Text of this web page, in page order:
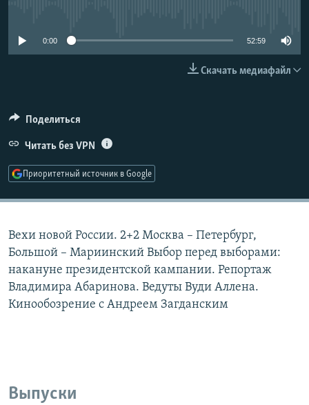
ПОДПИШИТЕСЬ НА РАССЫЛКУ
Все сайты РСЕ/РС
0:00 52:59
Скачать медиафайл
Поделиться
Читать без VPN
Приоритетный источник в Google
Вехи новой России. 2+2 Москва – Петербург,
Большой – Мариинский Выбор перед выборами:
накануне президентской кампании. Репортаж
Владимира Абаринова. Ведуты Вуди Аллена.
Кинообозрение с Андреем Загданским
Выпуски